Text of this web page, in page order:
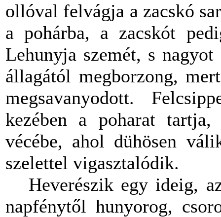
ollóval felvágja a zacskó
a pohárba, a zacskót
Lehunyja szemét, s
állagától megborzong,
megsavanyodott.
kezében a poharat
vécébe, ahol dühösen
szelettel vigasztalódik.
Heverészik egy ideig,
napfénytől hunyorog,